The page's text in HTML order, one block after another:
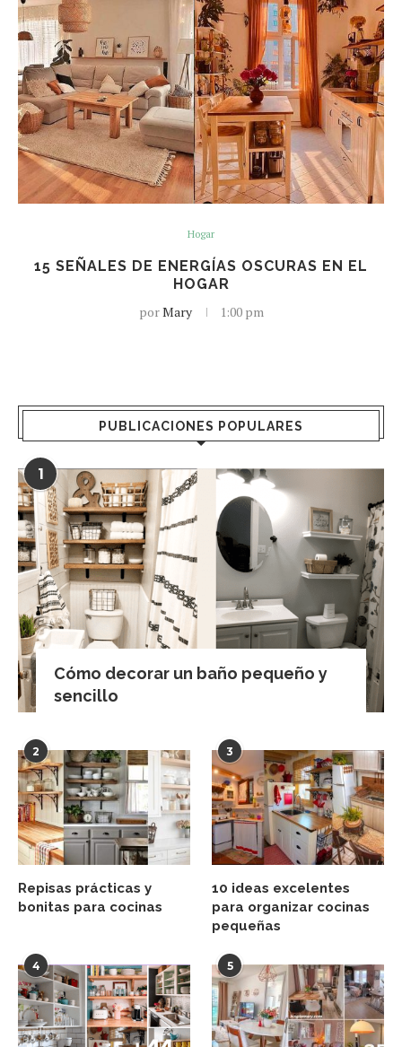
Hogar
15 SEÑALES DE ENERGÍAS OSCURAS EN EL
HOGAR
porMary 1:00 pm
PUBLICACIONES POPULARES
1
Cómo decorar un baño pequeño y
sencillo
2
Repisas prácticas y
bonitas para cocinas
3
10 ideas excelentes
para organizar cocinas
pequeñas
4 5